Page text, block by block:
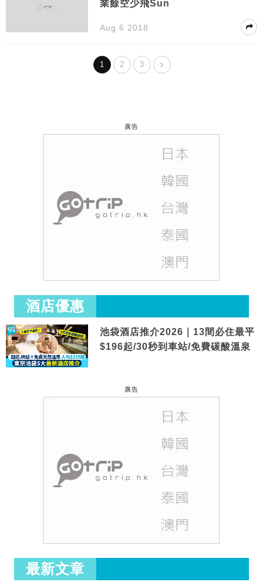
業餘空少飛Sun
Aug 6 2018
1 2 3
廣告
酒店優惠
池袋酒店推介2026｜13間必住最平
$196起/30秒到車站/免費碳酸溫泉
廣告
最新文章